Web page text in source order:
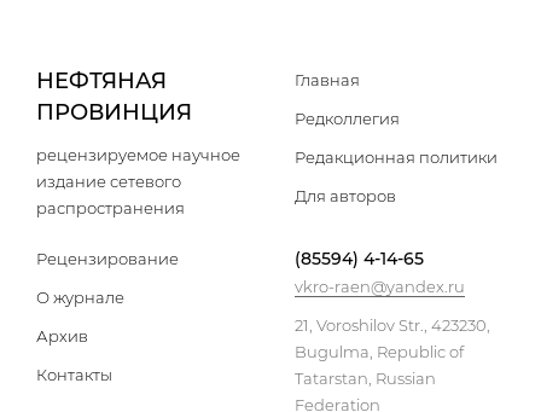
НЕФТЯНАЯ
ПРОВИНЦИЯ
рецензируемое научное
издание сетевого
распространения
Главная
Редколлегия
Редакционная политики
Для авторов
Рецензирование
О журнале
Архив
Контакты
(85594) 4-14-65
vkro-raen@yandex.ru
21, Voroshilov Str., 423230,
Bugulma, Republic of
Tatarstan, Russian
Federation